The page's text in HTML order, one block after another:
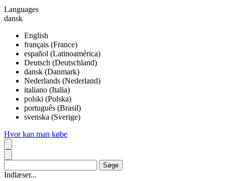
Languages
dansk
English
français (France)
español (Latinoamérica)
Deutsch (Deutschland)
dansk (Danmark)
Nederlands (Nederland)
italiano (Italia)
polski (Polska)
português (Brasil)
svenska (Sverige)
Hvor kan man købe
Indlæser...